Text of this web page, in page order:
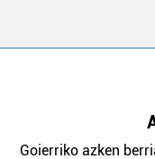
Goierriko azken